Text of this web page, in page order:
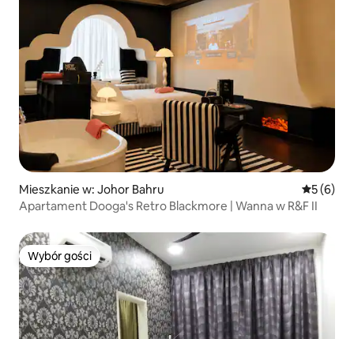
Mieszkanie w: Johor Bahru Średnia
5 (6)
Apartament Dooga's Retro Blackmore | Wanna w R&F II
Wybór gości
Wybór gości